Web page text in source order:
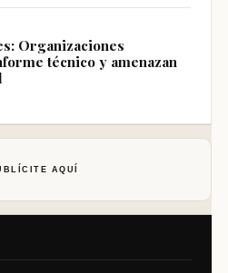
Organizaciones
técnico y amenazan
AQUÍ